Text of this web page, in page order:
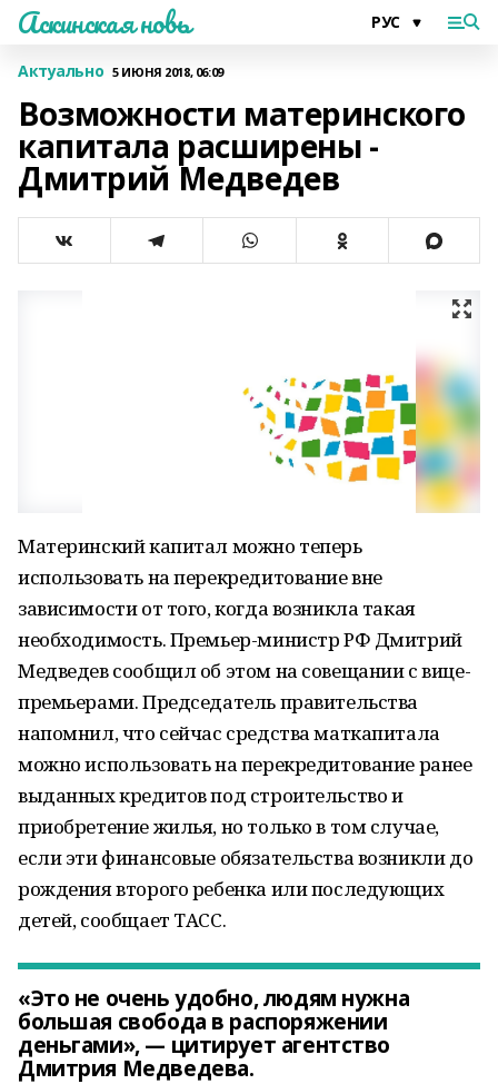
Аскинская новь
Актуально 5 ИЮНЯ 2018, 06:09
Возможности материнского
капитала расширены -
Дмитрий Медведев
Материнский капитал можно теперь
использовать на перекредитование вне
зависимости от того, когда возникла такая
необходимость. Премьер-министр РФ Дмитрий
Медведев сообщил об этом на совещании с вице-
премьерами. Председатель правительства
напомнил, что сейчас средства маткапитала
можно использовать на перекредитование ранее
выданных кредитов под строительство и
приобретение жилья, но только в том случае,
если эти финансовые обязательства возникли до
рождения второго ребенка или последующих
детей, сообщает ТАСС.
«Это не очень удобно, людям нужна
большая свобода в распоряжении
деньгами», — цитирует агентство
Дмитрия Медведева.